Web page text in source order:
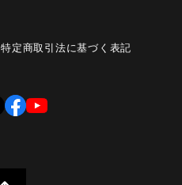
特定商取引法に基づく表記